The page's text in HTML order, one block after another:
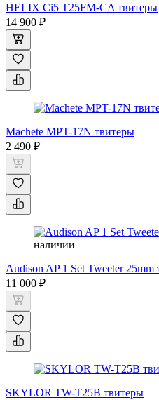
HELIX Ci5 T25FM-CA твитеры
14 900 ₽
Machete MPT-17N твитеры
2 490 ₽
наличии
Audison AP 1 Set Tweeter 25mm
11 000 ₽
SKYLOR TW-T25B твитеры